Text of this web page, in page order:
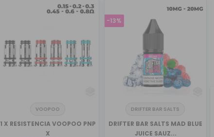
VOOPOO
1 X RESISTENCIA VOOPOO PNP
X
-13%
DRIFTER BAR SALTS
DRIFTER BAR SALTS MAD BLUE
JUICE SAUZ...